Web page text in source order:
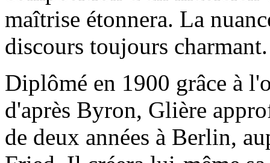
maîtrise étonnera. La
discours toujours charmant.
Diplômé en 1900 grâce à
d'après Byron, Glière
de deux années à Berlin,